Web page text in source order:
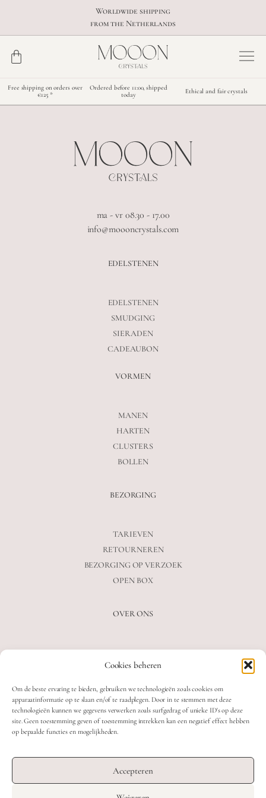
Cookies beheren
Om de beste ervaring te bieden, gebruiken we technologieën zoals cookies om
apparaatinformatie op te slaan en/of te raadplegen. Door in te stemmen met deze
technologieën kunnen we gegevens verwerken zoals surfgedrag of unieke ID's op deze
site. Geen toestemming geven of toestemming intrekken kan een negatief effect hebben
op bepaalde functies en mogelijkheden.
Accepteren
Worldwide shipping
from the Netherlands
Free shipping on orders over
€125 *
Ordered before 11:00, shipped
today
Ethical and fair crystals
ma - vr 08.30 - 17.00
info@moooncrystals.com
EDELSTENEN
EDELSTENEN
SMUDGING
SIERADEN
CADEAUBON
VORMEN
MANEN
HARTEN
CLUSTERS
BOLLEN
BEZORGING
TARIEVEN
RETOURNEREN
BEZORGING OP VERZOEK
OPEN BOX
OVER ONS
VEELGESTELDE VRAGEN
OVER ONS
CONTACT